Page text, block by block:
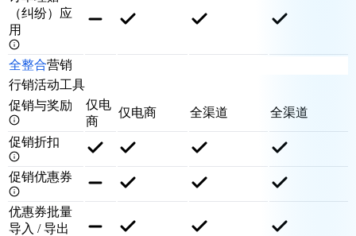
（纠纷）应
用
全整合营销
行销活动工具
促销与奖励
仅电
商
仅电商 全渠道 全渠道
促销折扣
促销优惠券
优惠券批量
导入 / 导出